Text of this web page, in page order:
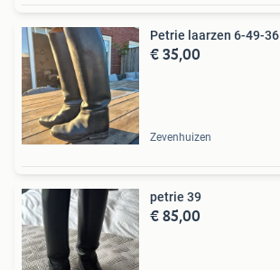
Petrie laarzen 6-49-36
€ 35,00
Zevenhuizen
petrie 39
€ 85,00